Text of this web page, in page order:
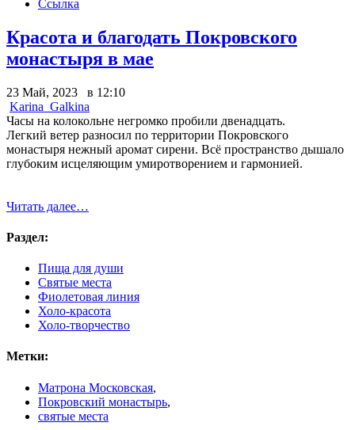
Ссылка
Красота и благодать Покровского
монастыря в мае
23 Май, 2023 в 12:10
Karina_Galkina
Часы на колокольне негромко пробили двенадцать.
Легкий ветер разносил по территории Покровского
монастыря нежный аромат сирени. Всё пространство дышало
глубоким исцеляющим умиротворением и гармонией.
Читать далее…
Раздел:
Пища для души
Святые места
Фиолетовая линия
Холо-красота
Холо-творчество
Метки:
Матрона Московская,
Покровский монастырь,
святые места